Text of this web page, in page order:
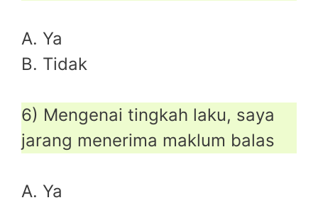
A. Ya
B. Tidak
6) Mengenai tingkah laku, saya
jarang menerima maklum balas
A. Ya